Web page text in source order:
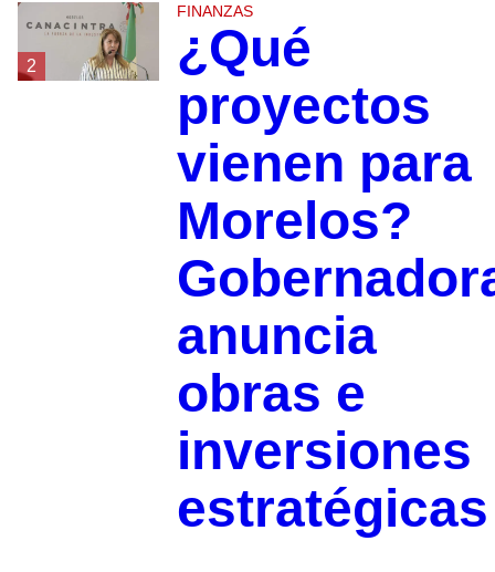
2
FINANZAS
¿Qué
proyectos
vienen para
Morelos?
anuncia
obras e
inversiones
estratégicas